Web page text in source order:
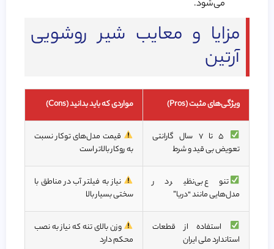
می‌شود.
مزایا و معایب شیر روشویی
آرتین
ویژگی‌های مثبت (Pros) مواردی که باید بدانید (Cons)
۵ تا ۷ سال گارانتی
تعویض بی قید و شرط
قیمت مدل‌های توکار نسبت
به روکار بالاتر است
تنوع بی‌نظیر در
مدل‌هایی مانند “دریا”
نیاز به فیلتر آب در مناطق با
سختی بسیار بالا
استفاده از قطعات
استاندارد ملی ایران
وزن بالای تنه که نیاز به نصب
محکم دارد